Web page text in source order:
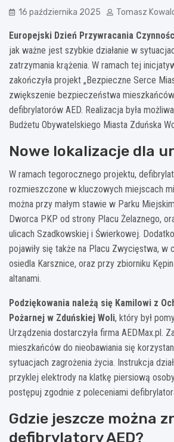
16 października 2025 Tomasz
Europejski Dzień Przywracania
jak ważne jest szybkie działanie w
zatrzymania krążenia. W ramach tej
zakończyła projekt „Bezpieczne Serce
zwiększenie bezpieczeństwa
defibrylatorów AED. Realizacja była
Budżetu Obywatelskiego Miasta Zduńska
Nowe lokalizacje dla
W ramach tegorocznego projektu,
rozmieszczone w kluczowych miejscach
można przy małym stawie w Parku
Dworca PKP od strony Placu Żelaznego,
ulicach Szadkowskiej i Świerkowej.
pojawiły się także na Placu Zwycięstwa, w
osiedla Karsznice, oraz przy zbiorniku
altanami.
Podziękowania należą się Kamilowi z
Pożarnej w Zduńskiej Woli, który był
Urządzenia dostarczyła firma AEDMax.pl.
mieszkańców do nieobawiania się
sytuacjach zagrożenia życia. Instrukcja
przyklej elektrody na klatkę piersiową
postępuj zgodnie z poleceniami
Gdzie jeszcze można
defibrylatory AED?